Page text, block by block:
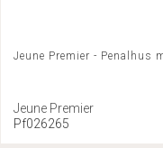
Jeune Premier - Penalhus
Jeune Premier
Pf026265